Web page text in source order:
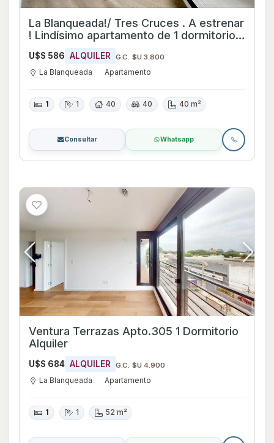
La Blanqueada!/ Tres Cruces . A estrenar
! Lindísimo apartamento de 1 dormitorio
todo luz y sol , con gran frente ! Muy
buenos Amenities!2Parrilleros ,Gran
terraza panorámica en el 6topiso
U$S 586 ALQUILER G.C. $U 3.800
La Blanqueada Apartamento
1 1 40 40 40 m²
Consultar Whatsapp
Ventura Terrazas Apto.305 1 Dormitorio
Alquiler
U$S 684 ALQUILER G.C. $U 4.900
La Blanqueada Apartamento
1 1 52 m²